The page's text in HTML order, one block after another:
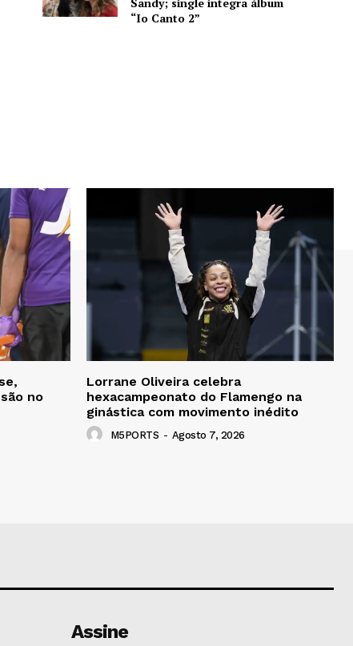
“Io Canto 2”
no
Lorrane Oliveira celebra
hexacampeonato do Flamengo na
ginástica com movimento inédito
M5PORTS - Agosto 7, 2026
Assine